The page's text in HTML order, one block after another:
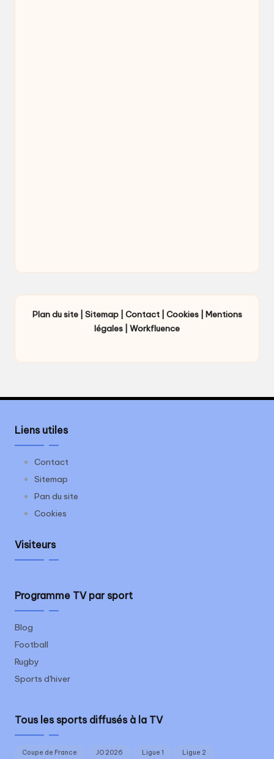
Plan du site| Sitemap| Contact| Cookies| Mentions
légales
Workfluence
Liens utiles
Contact
Sitemap
Pan du site
Cookies
Visiteurs
Programme TV par sport
Blog
Football
Rugby
Sports d'hiver
Tous les sports diffusés à la TV
Coupe de France JO 2026 Ligue 1 Ligue 2